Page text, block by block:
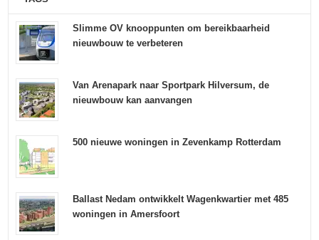
Slimme OV knooppunten om bereikbaarheid
nieuwbouw te verbeteren
Van Arenapark naar Sportpark Hilversum, de
nieuwbouw kan aanvangen
500 nieuwe woningen in Zevenkamp Rotterdam
Ballast Nedam ontwikkelt Wagenkwartier met 485
woningen in Amersfoort